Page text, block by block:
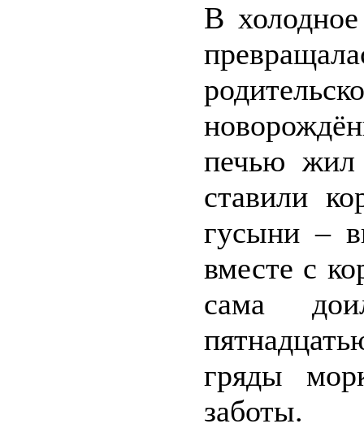
В
печью жил
ставили
гусыни –
вместе с
сама
гряды
заботы.